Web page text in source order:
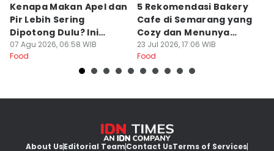
Kenapa Makan Apel dan
Pir Lebih Sering
Dipotong Dulu? Ini
Alasannya
07 Agu 2026, 06:58 WIB
Food
5 Rekomendasi Bakery
Cafe di Semarang yang
Cozy dan Menunya
Yummy
23 Jul 2026, 17:06 WIB
Food
About UsEditorial TeamContact UsTerms of Services